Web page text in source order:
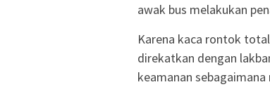
awak bus melakukan
Karena kaca rontok
direkatkan dengan
keamanan